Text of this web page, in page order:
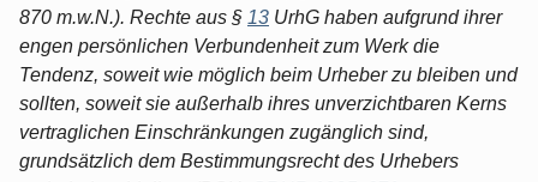
870 m.w.N.). Rechte aus § 13 UrhG haben aufgrund ihrer
engen persönlichen Verbundenheit zum Werk die
Tendenz, soweit wie möglich beim Urheber zu bleiben und
sollten, soweit sie außerhalb ihres unverzichtbaren Kerns
vertraglichen Einschränkungen zugänglich sind,
grundsätzlich dem Bestimmungsrecht des Urhebers